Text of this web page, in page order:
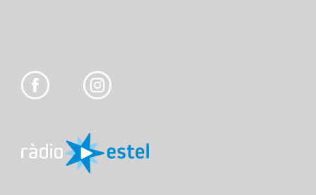
Amb el suport de: